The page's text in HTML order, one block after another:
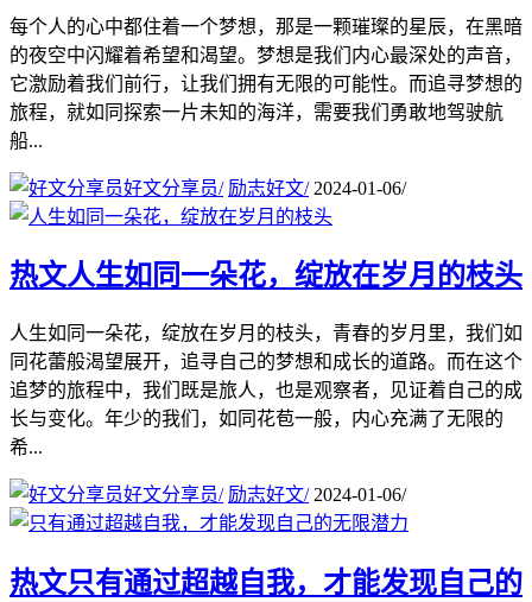
每个人的心中都住着一个梦想，那是一颗璀璨的星辰，在黑暗
的夜空中闪耀着希望和渴望。梦想是我们内心最深处的声音，
它激励着我们前行，让我们拥有无限的可能性。而追寻梦想的
旅程，就如同探索一片未知的海洋，需要我们勇敢地驾驶航
船...
好文分享员/ 励志好文/ 2024-01-06/
热文人生如同一朵花，绽放在岁月的枝头
人生如同一朵花，绽放在岁月的枝头，青春的岁月里，我们如
同花蕾般渴望展开，追寻自己的梦想和成长的道路。而在这个
追梦的旅程中，我们既是旅人，也是观察者，见证着自己的成
长与变化。年少的我们，如同花苞一般，内心充满了无限的
希...
好文分享员/ 励志好文/ 2024-01-06/
热文只有通过超越自我，才能发现自己的